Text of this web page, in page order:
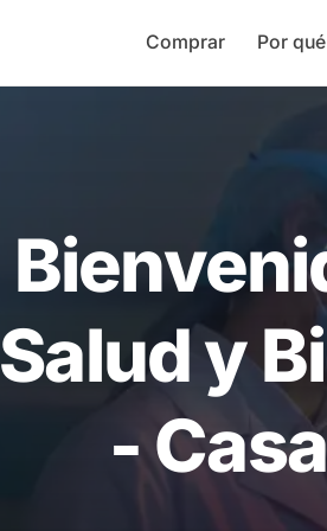
Comprar Por
Salud y
-